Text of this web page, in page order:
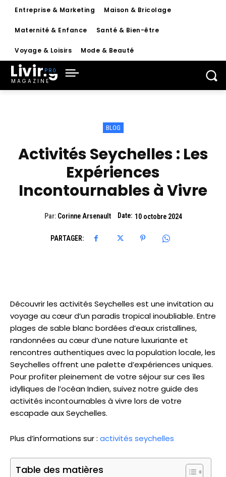
Entreprise & Marketing Maison & Bricolage
Maternité & Enfance Santé & Bien-être
Voyage & Loisirs Mode & Beauté
Living
MAGAZINE
BLOG
Activités Seychelles : Les
Expériences
Incontournables à Vivre
Par: Corinne Arsenault Date: 10 octobre 2024
PARTAGER:
Découvrir les activités Seychelles est une invitation au
voyage au cœur d’un paradis tropical inoubliable. Entre
plages de sable blanc bordées d’eaux cristallines,
randonnées au cœur d’une nature luxuriante et
rencontres authentiques avec la population locale, les
Seychelles offrent une palette d’expériences uniques.
Pour profiter pleinement de votre séjour sur ces îles
idylliques de l’océan Indien, suivez notre guide des
activités incontournables à vivre lors de votre
escapade aux Seychelles.
Plus d’informations sur : activités seychelles
Table des matières